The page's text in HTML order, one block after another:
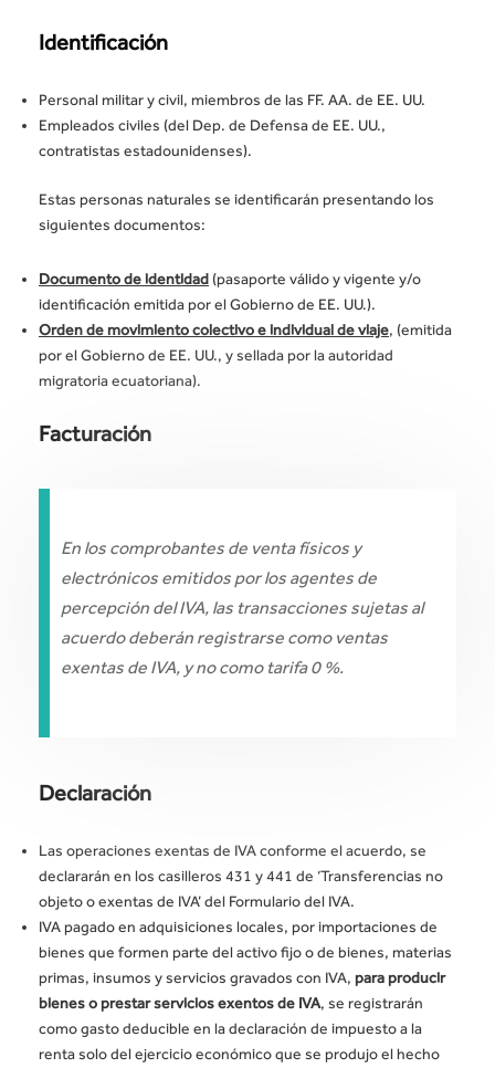
Identificación
Personal militar y civil, miembros de las FF. AA. de EE. UU.
Empleados civiles (del Dep. de Defensa de EE. UU.,
contratistas estadounidenses).
Estas personas naturales se identificarán presentando los
siguientes documentos:
Documento de identidad (pasaporte válido y vigente y/o
identificación emitida por el Gobierno de EE. UU.).
Orden de movimiento colectivo e individual de viaje, (emitida
por el Gobierno de EE. UU., y sellada por la autoridad
migratoria ecuatoriana).
Facturación
En los comprobantes de venta físicos y
electrónicos emitidos por los agentes de
percepción del IVA, las transacciones sujetas al
acuerdo deberán registrarse como ventas
exentas de IVA, y no como tarifa 0 %.
Declaración
Las operaciones exentas de IVA conforme el acuerdo, se
declararán en los casilleros 431 y 441 de ‘Transferencias no
objeto o exentas de IVA’ del Formulario del IVA.
IVA pagado en adquisiciones locales, por importaciones de
bienes que formen parte del activo fijo o de bienes, materias
primas, insumos y servicios gravados con IVA, para producir
bienes o prestar servicios exentos de IVA, se registrarán
como gasto deducible en la declaración de impuesto a la
renta solo del ejercicio económico que se produjo el hecho